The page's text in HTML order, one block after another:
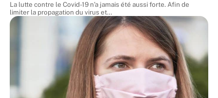
La lutte contre le Covid-19 n’a jamais été aussi forte. Afin de
limiter la propagation du virus et…